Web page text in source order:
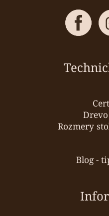
Rozmery
Blog -